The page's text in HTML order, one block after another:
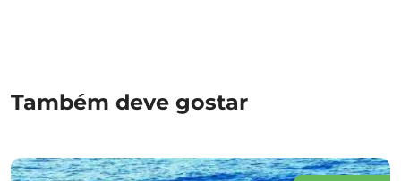
Também deve gostar